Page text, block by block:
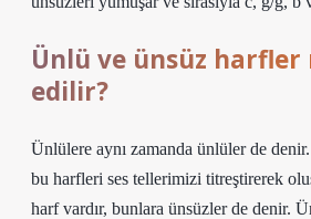
Ünlü ve ünsüz harfler
edilir?
Ünlülere aynı zamanda ünlüler de
bu harfleri ses tellerimizi titreştirerek
harf vardır, bunlara ünsüzler de denir.